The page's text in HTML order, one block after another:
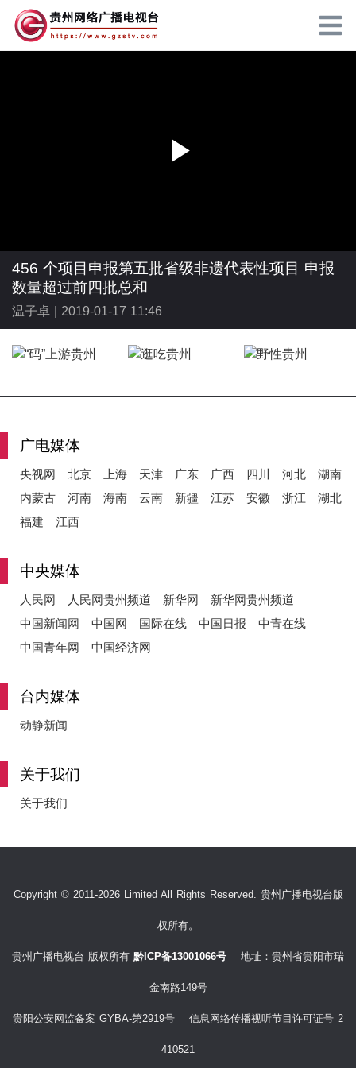
l
a
V
456 个项目申报第五批省级非遗代表性项目 申报
数量超过前四批总和
温子卓 | 2019-01-17 11:46
广电媒体
央视网 北京 上海 天津 广东 广西 四川 河北
湖南
内蒙古
河南 海南 云南 新疆 江苏 安徽 浙江
湖北
福建
江西
中央媒体
人民网 人民网贵州频道 新华网
新华网贵州频道
中国新闻网
中国网 国际在线 中国日报
中青在线
中国青年网
中国经济网
台内媒体
动静新闻
关于我们
关于我们
Copyright © 2011-2026 Limited All Rights Reserved. 贵州广播电视台版
权所有。
贵州广播电视台 版权所有 黔ICP备13001066号 地址：贵州省贵阳市瑞
金南路149号
贵阳公安网监备案 GYBA-第2919号 信息网络传播视听节目许可证号 2
410521